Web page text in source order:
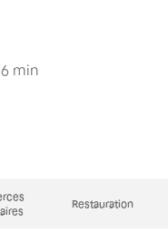
6 min
Restauration